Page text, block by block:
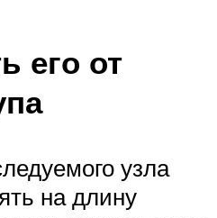
его от
узла
на длину